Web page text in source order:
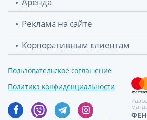
Реклама на сайте
Корпоративным клиентам
Пользовательское соглашение
Политика конфиденциальности